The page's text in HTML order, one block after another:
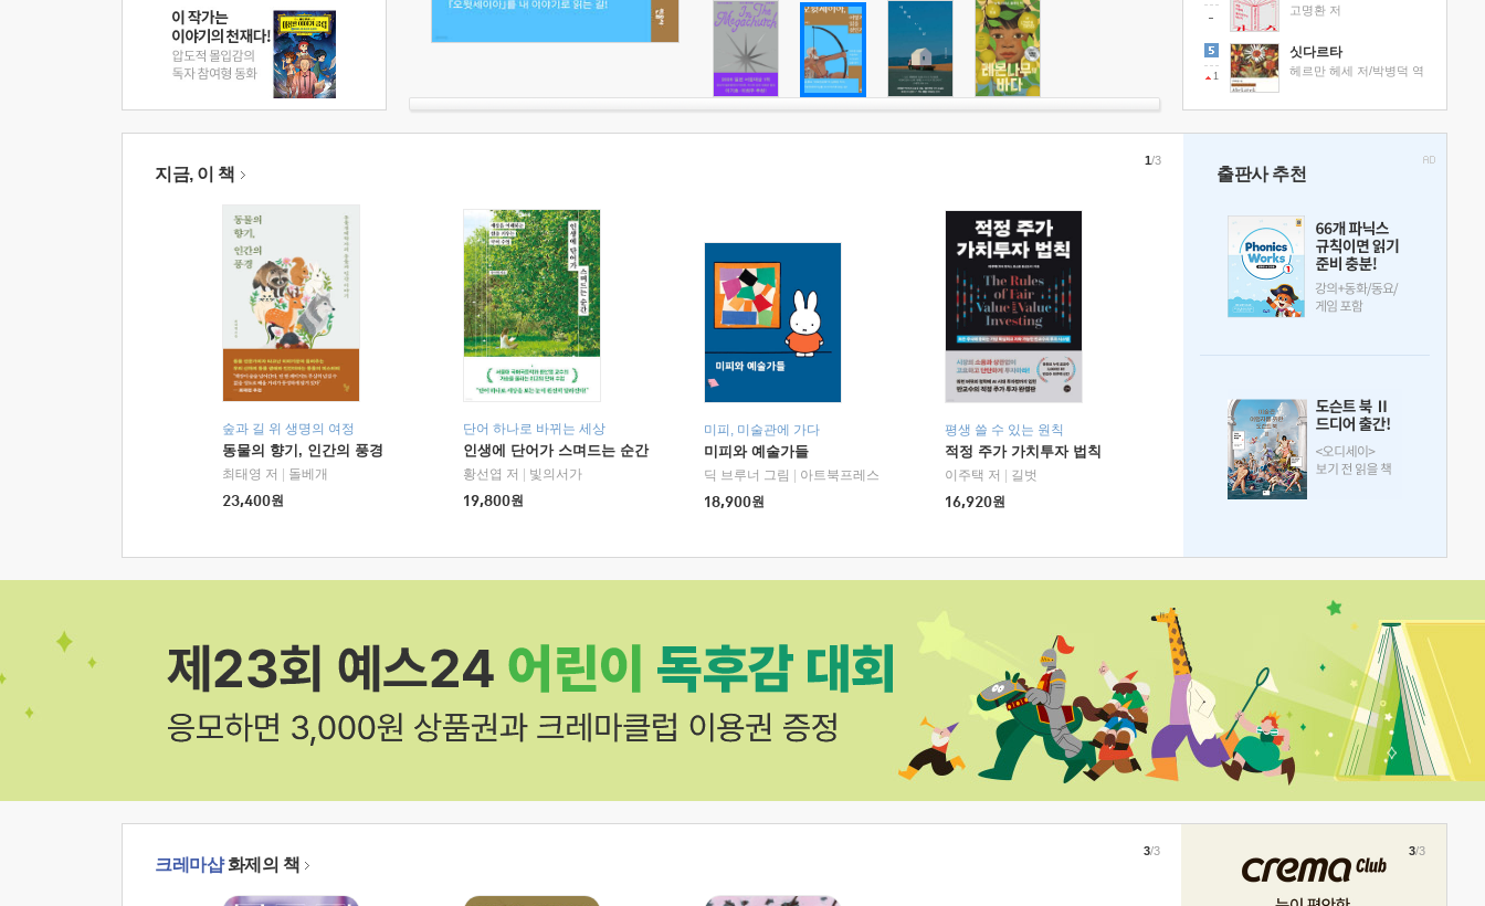
고명환 저
1
싯다르타
헤르만 헤세 저/박병덕 역
지금, 이 책
숲과 길 위 생명의 여정
동물의 향기, 인간의 풍경
최태영 저
돌베개
23,400원
단어 하나로 바뀌는 세상
인생에 단어가 스며드는 순간
황선엽 저
빛의서가
19,800원
미피, 미술관에 가다
미피와 예술가들
딕 브루너 그림
아트북프레스
18,900원
평생 쓸 수 있는 원칙
적정 주가 가치투자 법칙
이주택 저
길벗
16,920원
1/3
출판사 추천
크레마샵화제의 책
3/3 3/3